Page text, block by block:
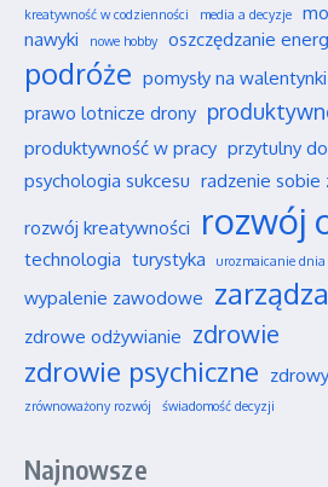
kreatywność w codzienności media a decyzje
nawyki
nowe hobby oszczędzanie
podróże pomysły na walentynki
prawo lotnicze drony
produktywność w pracy przytulny
psychologia sukcesu radzenie sobie
rozwój kreatywności rozwój
technologia turystyka urozmaicanie dnia
wypalenie zawodowe
zdrowe odżywianie zdrowie
zdrowie psychiczne
zrównoważony rozwój
świadomość decyzji
Najnowsze